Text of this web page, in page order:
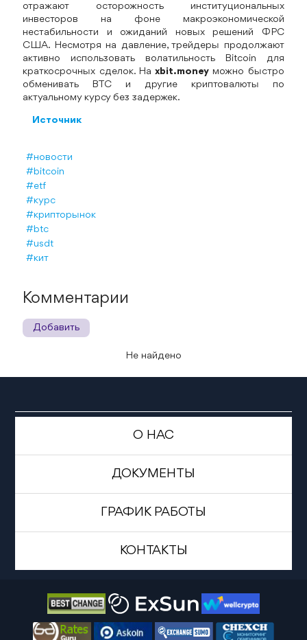
отражают осторожность институциональных
инвесторов на фоне макроэкономической
нестабильности и ожиданий новых решений ФРС
США. Несмотря на давление, трейдеры продолжают
активно использовать волатильность Bitcoin для
краткосрочных сделок. На xbit.moneyможно быстро
обменивать BTC и другие криптовалюты по
актуальному курсу без задержек.
Источник
#новости
#bitcoin
#etf
#курс
#крипторынок
#btc
#usdt
#кит
Комментарии
Добавить
Не найдено
О НАС
ДОКУМЕНТЫ
ГРАФИК РАБОТЫ
КОНТАКТЫ